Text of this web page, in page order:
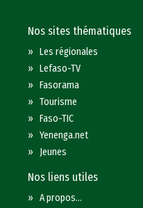
Nos sites thématiques
»Les régionales
»Lefaso-TV
»Fasorama
»Tourisme
»Faso-TIC
»Yenenga.net
» Jeunes
Nos liens utiles
»A propos...